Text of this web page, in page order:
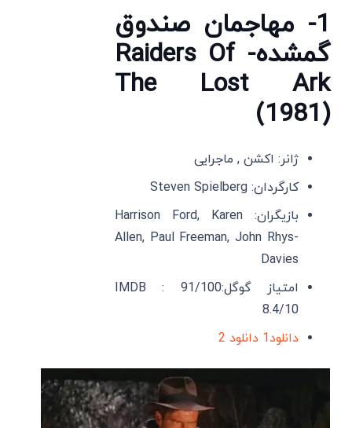
1- مهاجمان صندوق
گمشده- Raiders Of
The Lost Ark
(1981)
ژانر: اکشن , ماجرایی
کارگردان: Steven Spielberg
بازیگران: Harrison Ford, Karen
Allen, Paul Freeman, John Rhys-
Davies
امتیاز گوگل:91/100 IMDB :
8.4/10
دانلود1
دانلود 2